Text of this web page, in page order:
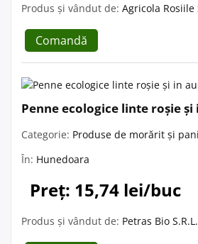
Produs și vândut de: Agricola Rosiile
Comandă
Penne ecologice linte roșie și
Categorie: Produse de morărit și
În: Hunedoara
Preț: 15,74 lei/buc
Produs și vândut de: Petras Bio S.R.L.